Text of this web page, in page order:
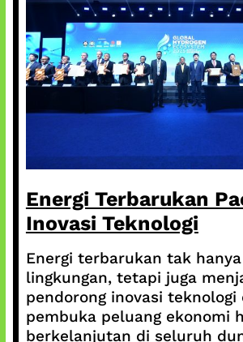
Energi Terbarukan
Inovasi Teknologi
Energi terbarukan tak
lingkungan, tetapi juga
pendorong inovasi teknologi
pembuka peluang ekonomi
berkelanjutan di seluruh